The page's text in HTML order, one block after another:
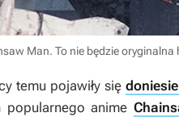
Man. To nie będzie
temu pojawiły się
popularnego anime